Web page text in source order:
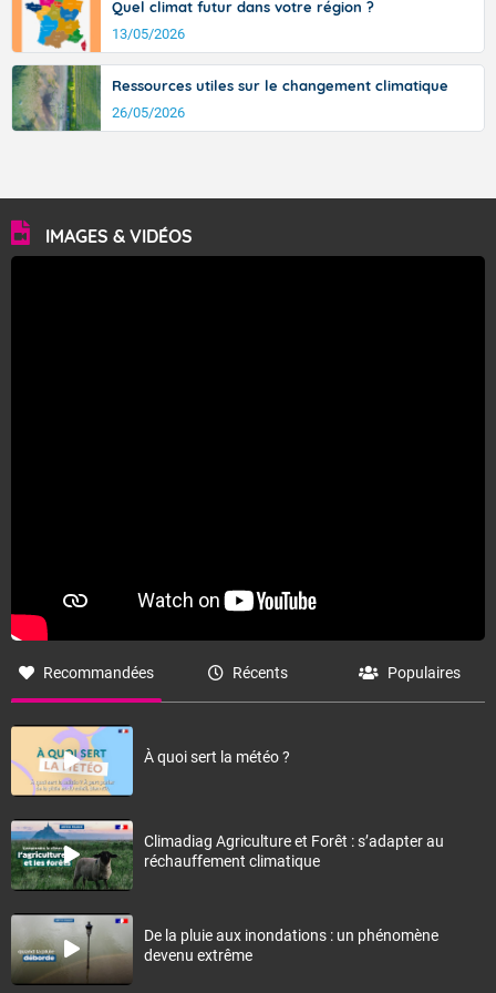
Quel climat futur dans votre région ?
13/05/2026
Ressources utiles sur le changement climatique
26/05/2026
IMAGES & VIDÉOS
Recommandées Récents Populaires
À quoi sert la météo ?
Climadiag Agriculture et Forêt : s’adapter au
réchauffement climatique
De la pluie aux inondations : un phénomène
devenu extrême